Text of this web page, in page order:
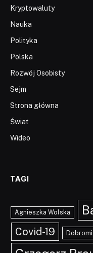
Kryptowaluty
Nauka
Polityka
Polska
Rozwój Osobisty
Sejm
Strona główna
Świat
Wideo
TAGI
Agnieszka Wolska
Covid-19